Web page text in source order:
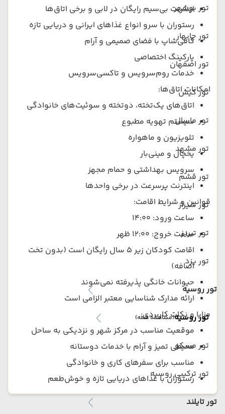
تور بوشهر
تور چابهار
تور اصفهان
تور کیش
تور ماسال
تور مشهد
تور قشم
تور شیراز
تور تبریز
تور یزد
تور روسیه
تور روسیه(مشاهده همه)
تور مسکو
تور ترکیبی روسیه
تور تایلند
اینترنت بی‌سیم رایگان در لابی و برخی اتاق‌ها
رستوران با سرو انواع غذاهای ایرانی و دریایی تازه
کافی‌شاپ با فضای صمیمی و آرام
پارکینگ اختصاصی
خدمات روم‌سرویس و تاکسی‌سرویس
امکانات اتاق‌ها:
اتاق‌های یک‌تخته، دوتخته و سوئیت‌های خانوادگی
سیستم تهویه مطبوع
تلویزیون و ماهواره
یخچال و مینی‌بار
سرویس بهداشتی و حمام مجهز
اینترنت پرسرعت در برخی واحدها
قوانین و شرایط اقامت:
ساعت ورود: ۱۴:۰۰
ساعت خروج: ۱۲:۰۰ ظهر
اقامت کودکان زیر ۵ سال رایگان است (بدون تخت
اضافه)
حیوانات خانگی پذیرفته نمی‌شوند
ارائه مدارک شناسایی معتبر الزامی است
مزایا و نکات کاربردی:
موقعیت مناسب در مرکز شهر و نزدیکی به ساحل
محیطی تمیز و آرام با خدمات دوستانه
مناسب برای سفرهای کاری و خانوادگی
رستوران با غذاهای دریایی تازه و خوش‌طعم